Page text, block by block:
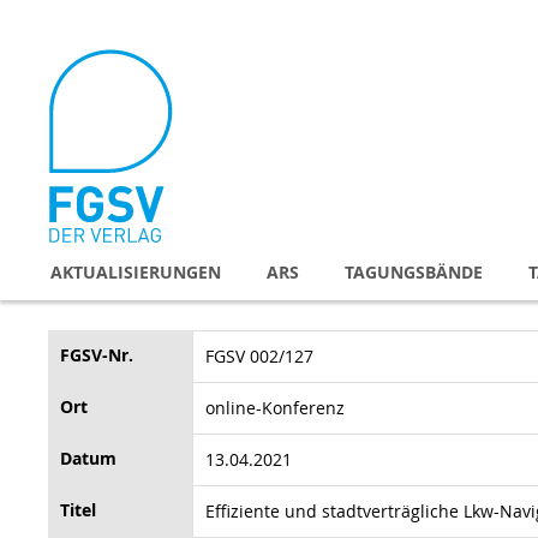
Inhalt
AKTUALISIERUNGEN ARS TAGUNGSBÄNDE
FGSV-Nr. FGSV 002/127
Ort online-Konferenz
Datum 13.04.2021
Titel Effiziente und stadtverträgliche Lkw-